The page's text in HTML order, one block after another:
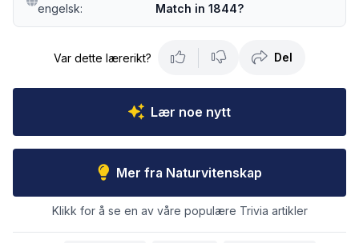
engelsk:
Match in 1844?
Var dette lærerikt? Del
Lær noe nytt
Mer fra Naturvitenskap
Klikk for å se en av våre populære Trivia artikler